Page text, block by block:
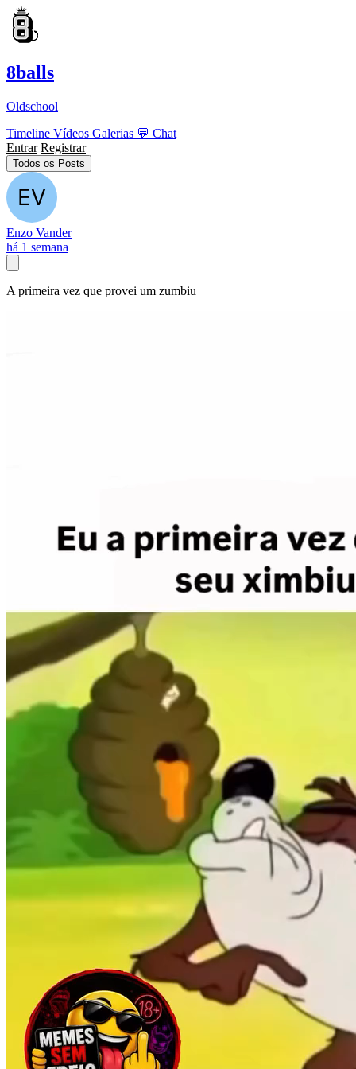
8balls
Oldschool
Timeline Vídeos Galerias 💬 Chat
Entrar Registrar
Todos os Posts
Enzo Vander
há 1 semana
A primeira vez que provei um zumbiu